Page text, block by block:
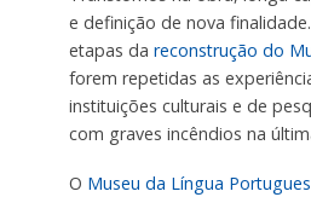
e definição de nova
etapas da reconstrução do
forem repetidas as
instituições culturais e de
com graves incêndios na
O Museu da Língua